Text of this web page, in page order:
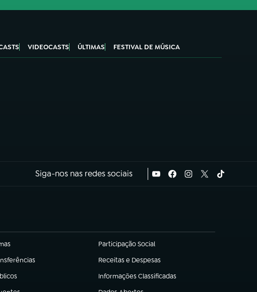
VIDEOCASTS ÚLTIMAS FESTIVAL DE MÚSICA
Siga-nos nas redes sociais
Participação Social
(abre em nova aba)
Receitas e Despesas
(abre em nova aba)
Informações Classificadas
(abre em nova aba)